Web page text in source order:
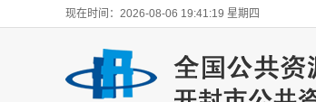
现在时间：2026-08-06 19:41:20 星期四